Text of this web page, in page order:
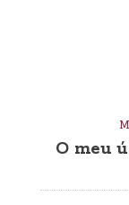
O meu